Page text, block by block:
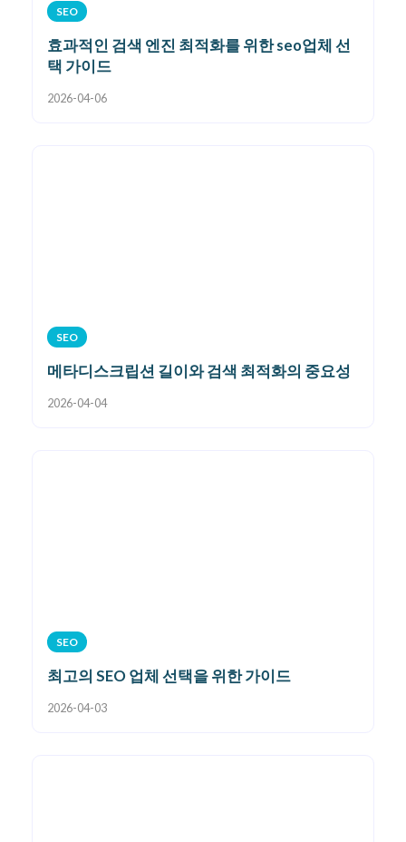
SEO
효과적인 검색 엔진 최적화를 위한 seo업체 선
택 가이드
2026-04-06
SEO
메타디스크립션 길이와 검색 최적화의 중요성
2026-04-04
SEO
최고의 SEO 업체 선택을 위한 가이드
2026-04-03